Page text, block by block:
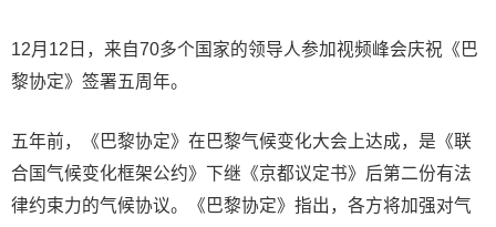
12月12日，来自70多个国家的领导人参加视频峰会庆祝《巴
黎协定》签署五周年。
五年前，《巴黎协定》在巴黎气候变化大会上达成，是《联
合国气候变化框架公约》下继《京都议定书》后第二份有法
律约束力的气候协议。《巴黎协定》指出，各方将加强对气